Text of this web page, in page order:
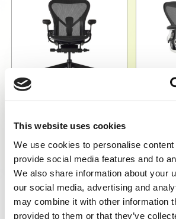
This website uses cookies
We use cookies to personalise
provide social media features and to
We also share information about your
our social media, advertising and
may combine it with other information
provided to them or that they’ve
Aggiungi al
AERON NEW – Carbon